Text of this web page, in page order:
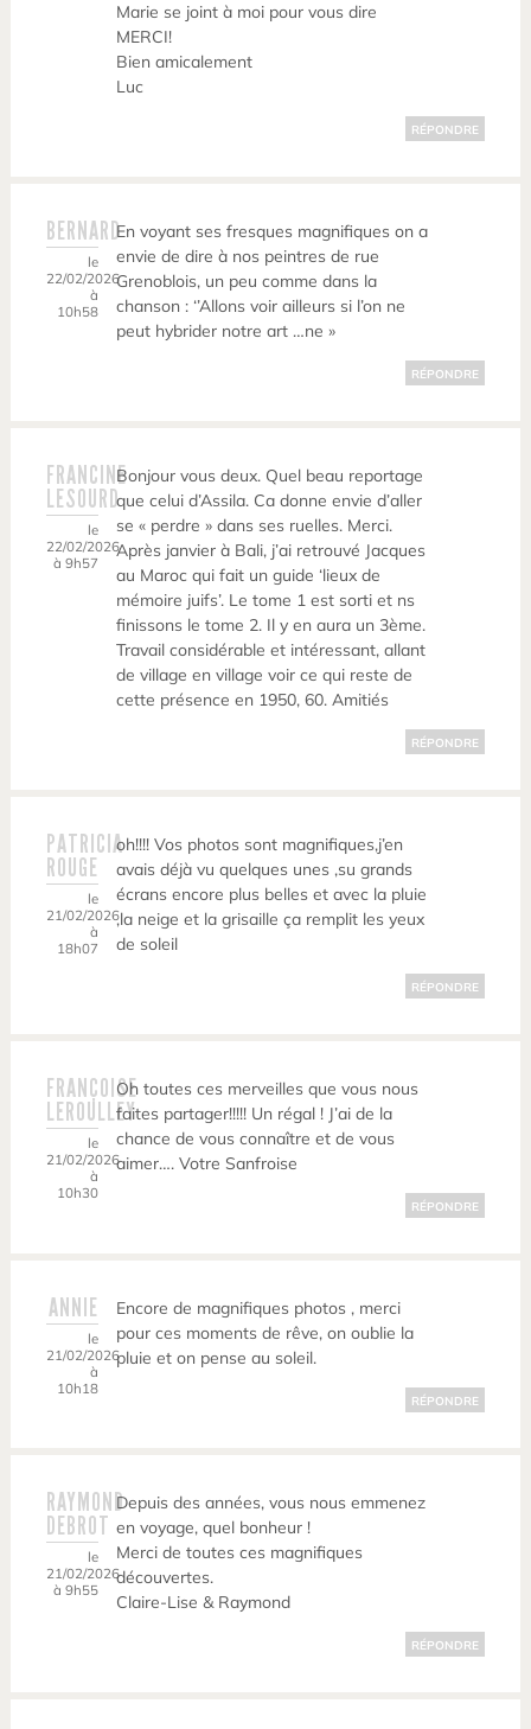
Marie se joint à moi pour vous dire
MERCI!
Bien amicalement
Luc
RÉPONDRE
BERNARD
le
22/02/2026
à
10h58
En voyant ses fresques magnifiques on a
envie de dire à nos peintres de rue
Grenoblois, un peu comme dans la
chanson : ‘’Allons voir ailleurs si l’on ne
peut hybrider notre art …ne »
RÉPONDRE
FRANCINE
LESOURD
le
22/02/2026
à 9h57
Bonjour vous deux. Quel beau reportage
que celui d’Assila. Ca donne envie d’aller
se « perdre » dans ses ruelles. Merci.
Après janvier à Bali, j’ai retrouvé Jacques
au Maroc qui fait un guide ‘lieux de
mémoire juifs’. Le tome 1 est sorti et ns
finissons le tome 2. Il y en aura un 3ème.
Travail considérable et intéressant, allant
de village en village voir ce qui reste de
cette présence en 1950, 60. Amitiés
RÉPONDRE
PATRICIA
ROUGE
le
21/02/2026
à
18h07
oh!!!! Vos photos sont magnifiques,j’en
avais déjà vu quelques unes ,su grands
écrans encore plus belles et avec la pluie
,la neige et la grisaille ça remplit les yeux
de soleil
RÉPONDRE
FRANÇOISE
LEROULLEY
le
21/02/2026
à
10h30
Oh toutes ces merveilles que vous nous
faites partager!!!!! Un régal ! J’ai de la
chance de vous connaître et de vous
aimer…. Votre Sanfroise
RÉPONDRE
ANNIE
le
21/02/2026
à
10h18
Encore de magnifiques photos , merci
pour ces moments de rêve, on oublie la
pluie et on pense au soleil.
RÉPONDRE
RAYMOND
DEBROT
le
21/02/2026
à 9h55
Depuis des années, vous nous emmenez
en voyage, quel bonheur !
Merci de toutes ces magnifiques
découvertes.
Claire-Lise & Raymond
RÉPONDRE